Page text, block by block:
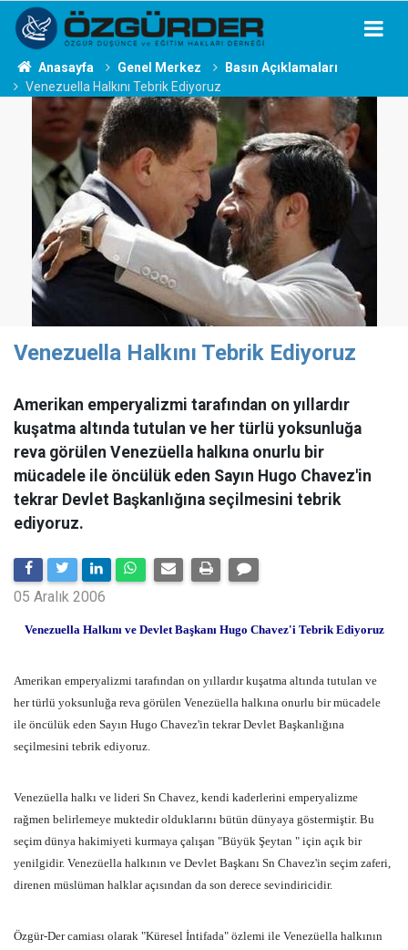
Anasayfa Genel Merkez
Basın Açıklamaları
Venezuella Halkını Tebrik Ediyoruz
Venezuella Halkını Tebrik Ediyoruz
Amerikan emperyalizmi tarafından on yıllardır
kuşatma altında tutulan ve her türlü yoksunluğa
reva görülen Venezüella halkına onurlu bir
mücadele ile öncülük eden Sayın Hugo Chavez'in
tekrar Devlet Başkanlığına seçilmesini tebrik
ediyoruz.
05 Aralık 2006
Venezuella Halkını ve Devlet Başkanı Hugo Chavez'i Tebrik Ediyoruz
Amerikan emperyalizmi tarafından on yıllardır kuşatma altında tutulan ve
her türlü yoksunluğa reva görülen Venezüella halkına onurlu bir mücadele
ile öncülük eden Sayın Hugo Chavez'in tekrar Devlet Başkanlığına
seçilmesini tebrik ediyoruz.
Venezüella halkı ve lideri Sn Chavez, kendi kaderlerini emperyalizme
rağmen belirlemeye muktedir olduklarını bütün dünyaya göstermiştir. Bu
seçim dünya hakimiyeti kurmaya çalışan "Büyük Şeytan " için açık bir
yenilgidir. Venezüella halkının ve Devlet Başkanı Sn Chavez'in seçim zaferi,
direnen müslüman halklar açısından da son derece sevindiricidir.
Özgür-Der camiası olarak "Küresel İntifada" özlemi ile Venezüella halkının